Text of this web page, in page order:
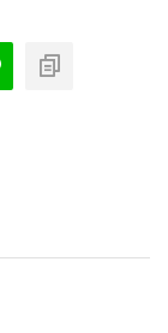
wp-